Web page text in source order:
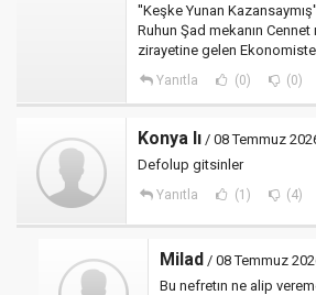
''Keşke Yunan
Ruhun Şad mekanın
zirayetine gelen
Yanıtla (0) (0)
Konya lı / 08 Temmuz
Defolup gitsinler
Yanıtla (1) (4)
Milad / 08 Temmuz
Bu nefretın ne alip